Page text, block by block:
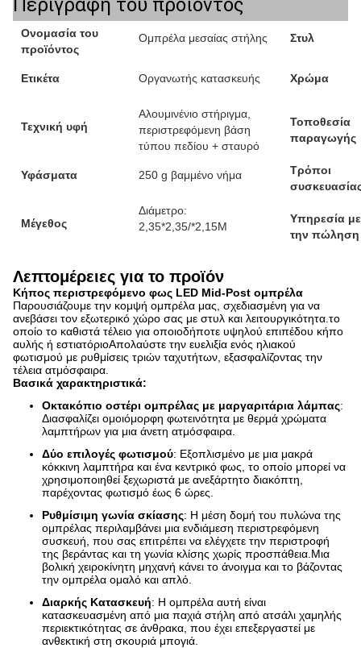
Περιγραφή του προϊόντος
Ονομασία του
προϊόντος
Ομπρέλα μεσαίας στήλης Στυλ
Ετικέτα Οργανωτής κατασκευής Χρώμα
Τεχνική υφή
Αλουμινένιο στήριγμα,
περιστρεφόμενη βάση
τύπου πεδίου + σταυρό
Τοποθεσία
παραγωγής
Υφάσματα 250 g βαμμένο νήμα
Τρόποι
Μέγεθος
Διάμετρο:
2,35*2,35/*2,15M
Υπηρεσία
την πώληση
Λεπτομέρειες για το προϊόν
Κήπος περιστρεφόμενο φως LED Mid-Post ομπρέλα
Παρουσιάζουμε την κομψή ομπρέλα μας, σχεδιασμένη για να
ανεβάσει τον εξωτερικό χώρο σας με στυλ και λειτουργικότητα.το
οποίο το καθιστά τέλειο για οποιοδήποτε υψηλού επιπέδου κήπο
αυλής ή εστιατόριοΑπολαύστε την ευελιξία ενός ηλιακού
φωτισμού με ρυθμίσεις τριών ταχυτήτων, εξασφαλίζοντας την
τέλεια ατμόσφαιρα.
Βασικά χαρακτηριστικά:
Οκτακόπιο οστέρι ομπρέλας με μαργαριτάρια λάμπας:
Διασφαλίζει ομοιόμορφη φωτεινότητα με θερμά χρώματα
λαμπτήρων για μια άνετη ατμόσφαιρα.
Δύο επιλογές φωτισμού: Εξοπλισμένο με μια μακρά
κόκκινη λαμπτήρα και ένα κεντρικό φως, το οποίο μπορεί να
χρησιμοποιηθεί ξεχωριστά με ανεξάρτητο διακόπτη,
παρέχοντας φωτισμό έως 6 ώρες.
Ρυθμίσιμη γωνία σκίασης: Η μέση δομή του πυλώνα της
ομπρέλας περιλαμβάνει μια ενδιάμεση περιστρεφόμενη
συσκευή, που σας επιτρέπει να ελέγχετε την περιστροφή
της βεράντας και τη γωνία κλίσης χωρίς προσπάθεια.Μια
βολική χειροκίνητη μηχανή κάνει το άνοιγμα και το βάζοντας
την ομπρέλα ομαλό και απλό.
Διαρκής Κατασκευή: Η ομπρέλα αυτή είναι
κατασκευασμένη από μια παχιά στήλη από ατσάλι χαμηλής
περιεκτικότητας σε άνθρακα, που έχει επεξεργαστεί με
ανθεκτική στη σκουριά μπογιά.